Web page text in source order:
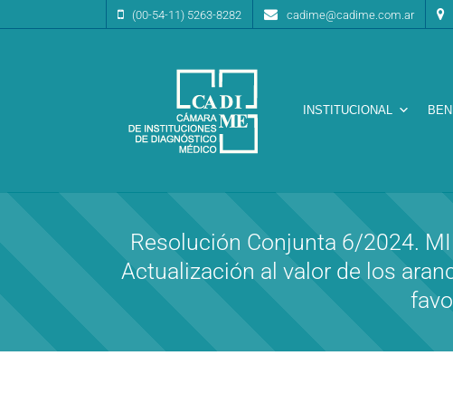
(00-54-11) 5263-8282 cadime@cadime.com.ar
CA.DI.ME.
Cámara de Instituciones de Diagnóstico Médico
INSTITUCIONAL
Resolución Conjunta 6/2024.
Actualización al valor de los